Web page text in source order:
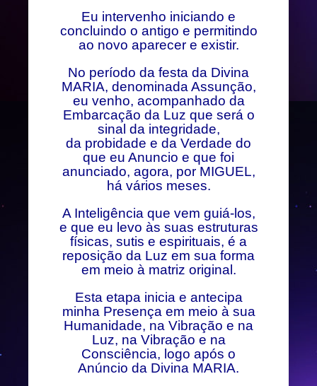
Eu intervenho iniciando e
concluindo o antigo e permitindo
ao novo aparecer e existir.
No período da festa da Divina
MARIA, denominada Assunção,
eu venho, acompanhado da
Embarcação da Luz que será o
sinal da integridade,
da probidade e da Verdade do
que eu Anuncio e que foi
anunciado, agora, por MIGUEL,
há vários meses.
A Inteligência que vem guiá-los,
e que eu levo às suas estruturas
físicas, sutis e espirituais, é a
reposição da Luz em sua forma
em meio à matriz original.
Esta etapa inicia e antecipa
minha Presença em meio à sua
Humanidade, na Vibração e na
Luz, na Vibração e na
Consciência, logo após o
Anúncio da Divina MARIA.